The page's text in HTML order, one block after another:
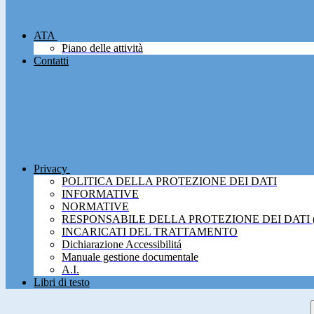
ATA
Piano delle attività
Contatti
Privacy
POLITICA DELLA PROTEZIONE DEI DATI
INFORMATIVE
NORMATIVE
RESPONSABILE DELLA PROTEZIONE DEI DATI
INCARICATI DEL TRATTAMENTO
Dichiarazione Accessibilitá
Manuale gestione documentale
A.I.
Libri di testo